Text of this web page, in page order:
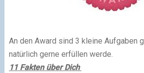
An den Award sind 3 kleine Aufgaben
natürlich gerne erfüllen werde.
11 Fakten über Dich